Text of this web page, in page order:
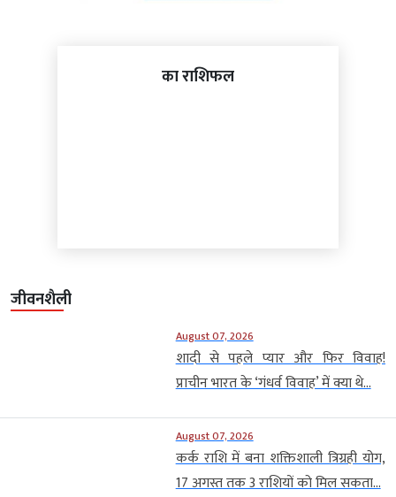
का राशिफल
जीवनशैली
August 07, 2026
शादी से पहले प्यार और फिर विवाह!
प्राचीन भारत के ‘गंधर्व विवाह’ में क्या थे...
August 07, 2026
कर्क राशि में बना शक्तिशाली त्रिग्रही योग,
17 अगस्त तक 3 राशियों को मिल सकता...